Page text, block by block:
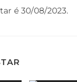
é 30/08/2023.